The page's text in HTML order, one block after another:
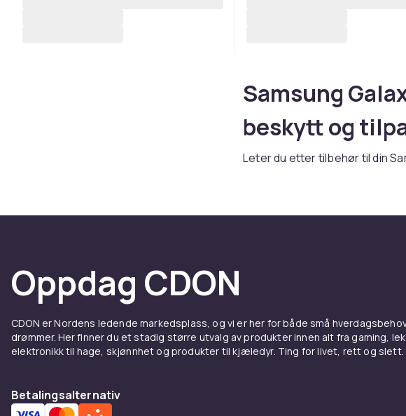
Samsung
beskytt og
Leter du etter tilbehør til din
hverdagslige uhell. Velg
slanke profil, eller robuste
hele utvalget avSamsung
Oppdag CDON
CDON er Nordens ledende markedsplass, og vi er her for både små
drømmer. Her finner du et stadig større utvalg av produkter innen alt fra gaming,
elektronikk til hage, skjønnhet og produkter til kjæledyr. Ting for livet, rett og slett.
Betalingsalternativ